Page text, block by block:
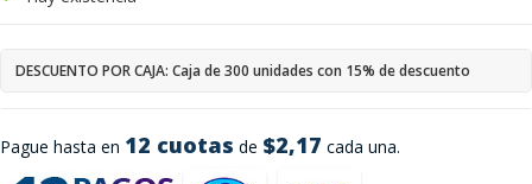
Pague hasta en 12 cuotas de $2,17 cada una.
DESCUENTO POR CAJA: Caja de 300 unidades con 15% de descuento